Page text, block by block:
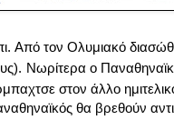
Από τον Ολυμιακό
Νωρίτερα ο
στον άλλο
θα βρεθούν